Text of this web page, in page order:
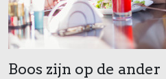
Boos zijn op de ander